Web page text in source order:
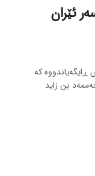
ئێران
کە
بن زاید